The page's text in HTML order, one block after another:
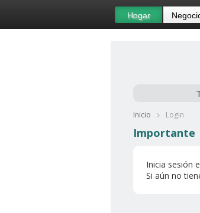
Hogar
Inicio Login
Importante
Inicia sesión
Si aún no